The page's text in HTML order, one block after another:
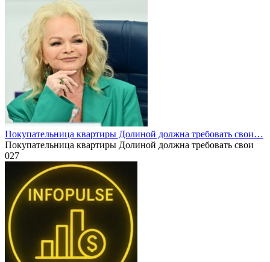
Покупательница квартиры Долиной должна требовать свои…
Покупательница квартиры Долиной должна требовать свои
027